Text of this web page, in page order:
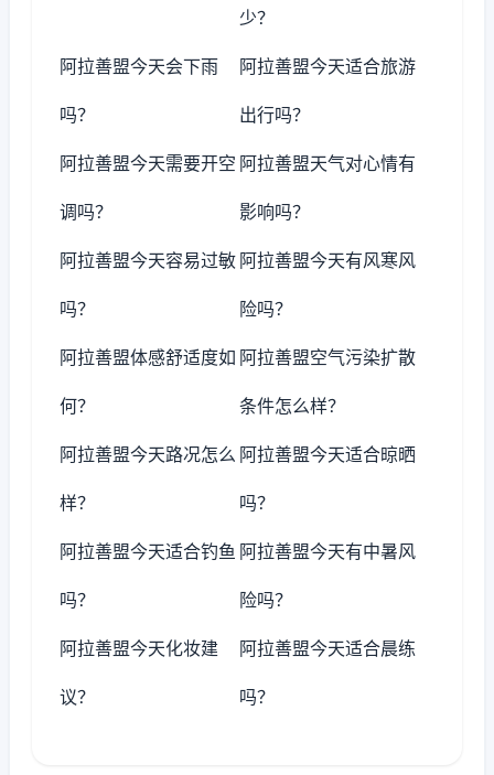
少？
阿拉善盟今天会下雨
吗？
阿拉善盟今天适合旅游
出行吗？
阿拉善盟今天需要开空
调吗？
阿拉善盟天气对心情有
影响吗？
阿拉善盟今天容易过敏
吗？
阿拉善盟今天有风寒风
险吗？
阿拉善盟体感舒适度如
何？
阿拉善盟空气污染扩散
条件怎么样？
阿拉善盟今天路况怎么
样？
阿拉善盟今天适合晾晒
吗？
阿拉善盟今天适合钓鱼
吗？
阿拉善盟今天有中暑风
险吗？
阿拉善盟今天化妆建
议？
阿拉善盟今天适合晨练
吗？